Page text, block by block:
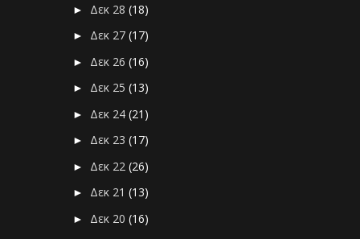
► Δεκ 28(18)
► Δεκ 27(17)
► Δεκ 26(16)
► Δεκ 25(13)
► Δεκ 24(21)
► Δεκ 23(17)
► Δεκ 22(26)
► Δεκ 21(13)
► Δεκ 20(16)